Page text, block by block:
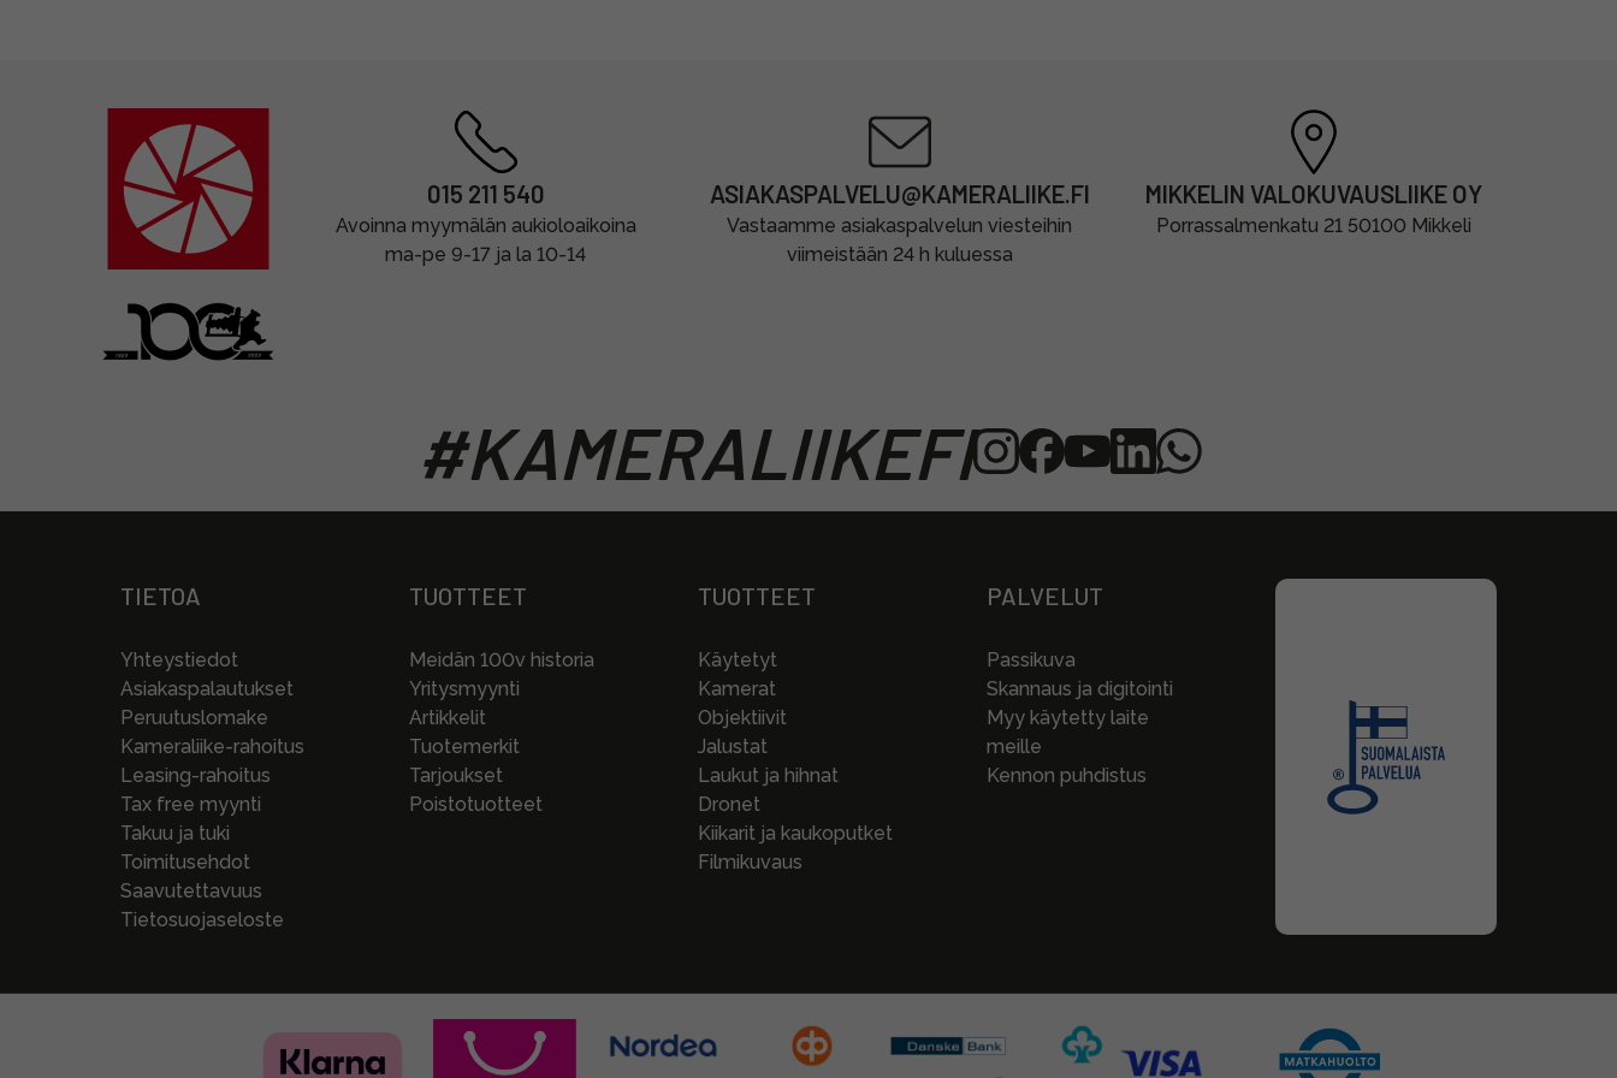
015 211 540
Avoinna myymälän aukioloaikoina
ma-pe 9-17 ja la 10-14
ASIAKASPALVELU@KAMERALIIKE.FI
Vastaamme asiakaspalvelun viesteihin
viimeistään 24 h kuluessa
MIKKELIN VALOKUVAUSLIIKE OY
Porrassalmenkatu 21 50100 Mikkeli
#KAMERALIIKEFI
TIETOA
Yhteystiedot
Asiakaspalautukset
Peruutuslomake
Kameraliike-rahoitus
Leasing-rahoitus
Tax free myynti
Takuu ja tuki
Toimitusehdot
Saavutettavuus
Tietosuojaseloste
TUOTTEET
Meidän 100v historia
Yritysmyynti
Artikkelit
Tuotemerkit
Tarjoukset
Poistotuotteet
TUOTTEET
Käytetyt
Kamerat
Objektiivit
Jalustat
Laukut ja hihnat
Dronet
Kiikarit ja kaukoputket
Filmikuvaus
PALVELUT
Passikuva
Skannaus ja digitointi
Myy käytetty laite
meille
Kennon puhdistus